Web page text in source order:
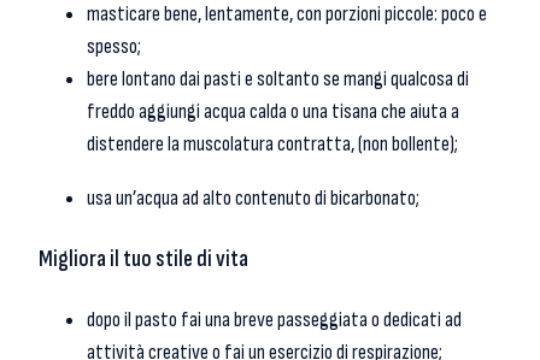
masticare bene, lentamente, con porzioni piccole: poco e
spesso;
bere lontano dai pasti e soltanto se mangi qualcosa di
freddo aggiungi acqua calda o una tisana che aiuta a
distendere la muscolatura contratta, (non bollente);
usa un’acqua ad alto contenuto di bicarbonato;
Migliora il tuo stile di vita
dopo il pasto fai una breve passeggiata o dedicati ad
attività creative o fai un esercizio di respirazione;